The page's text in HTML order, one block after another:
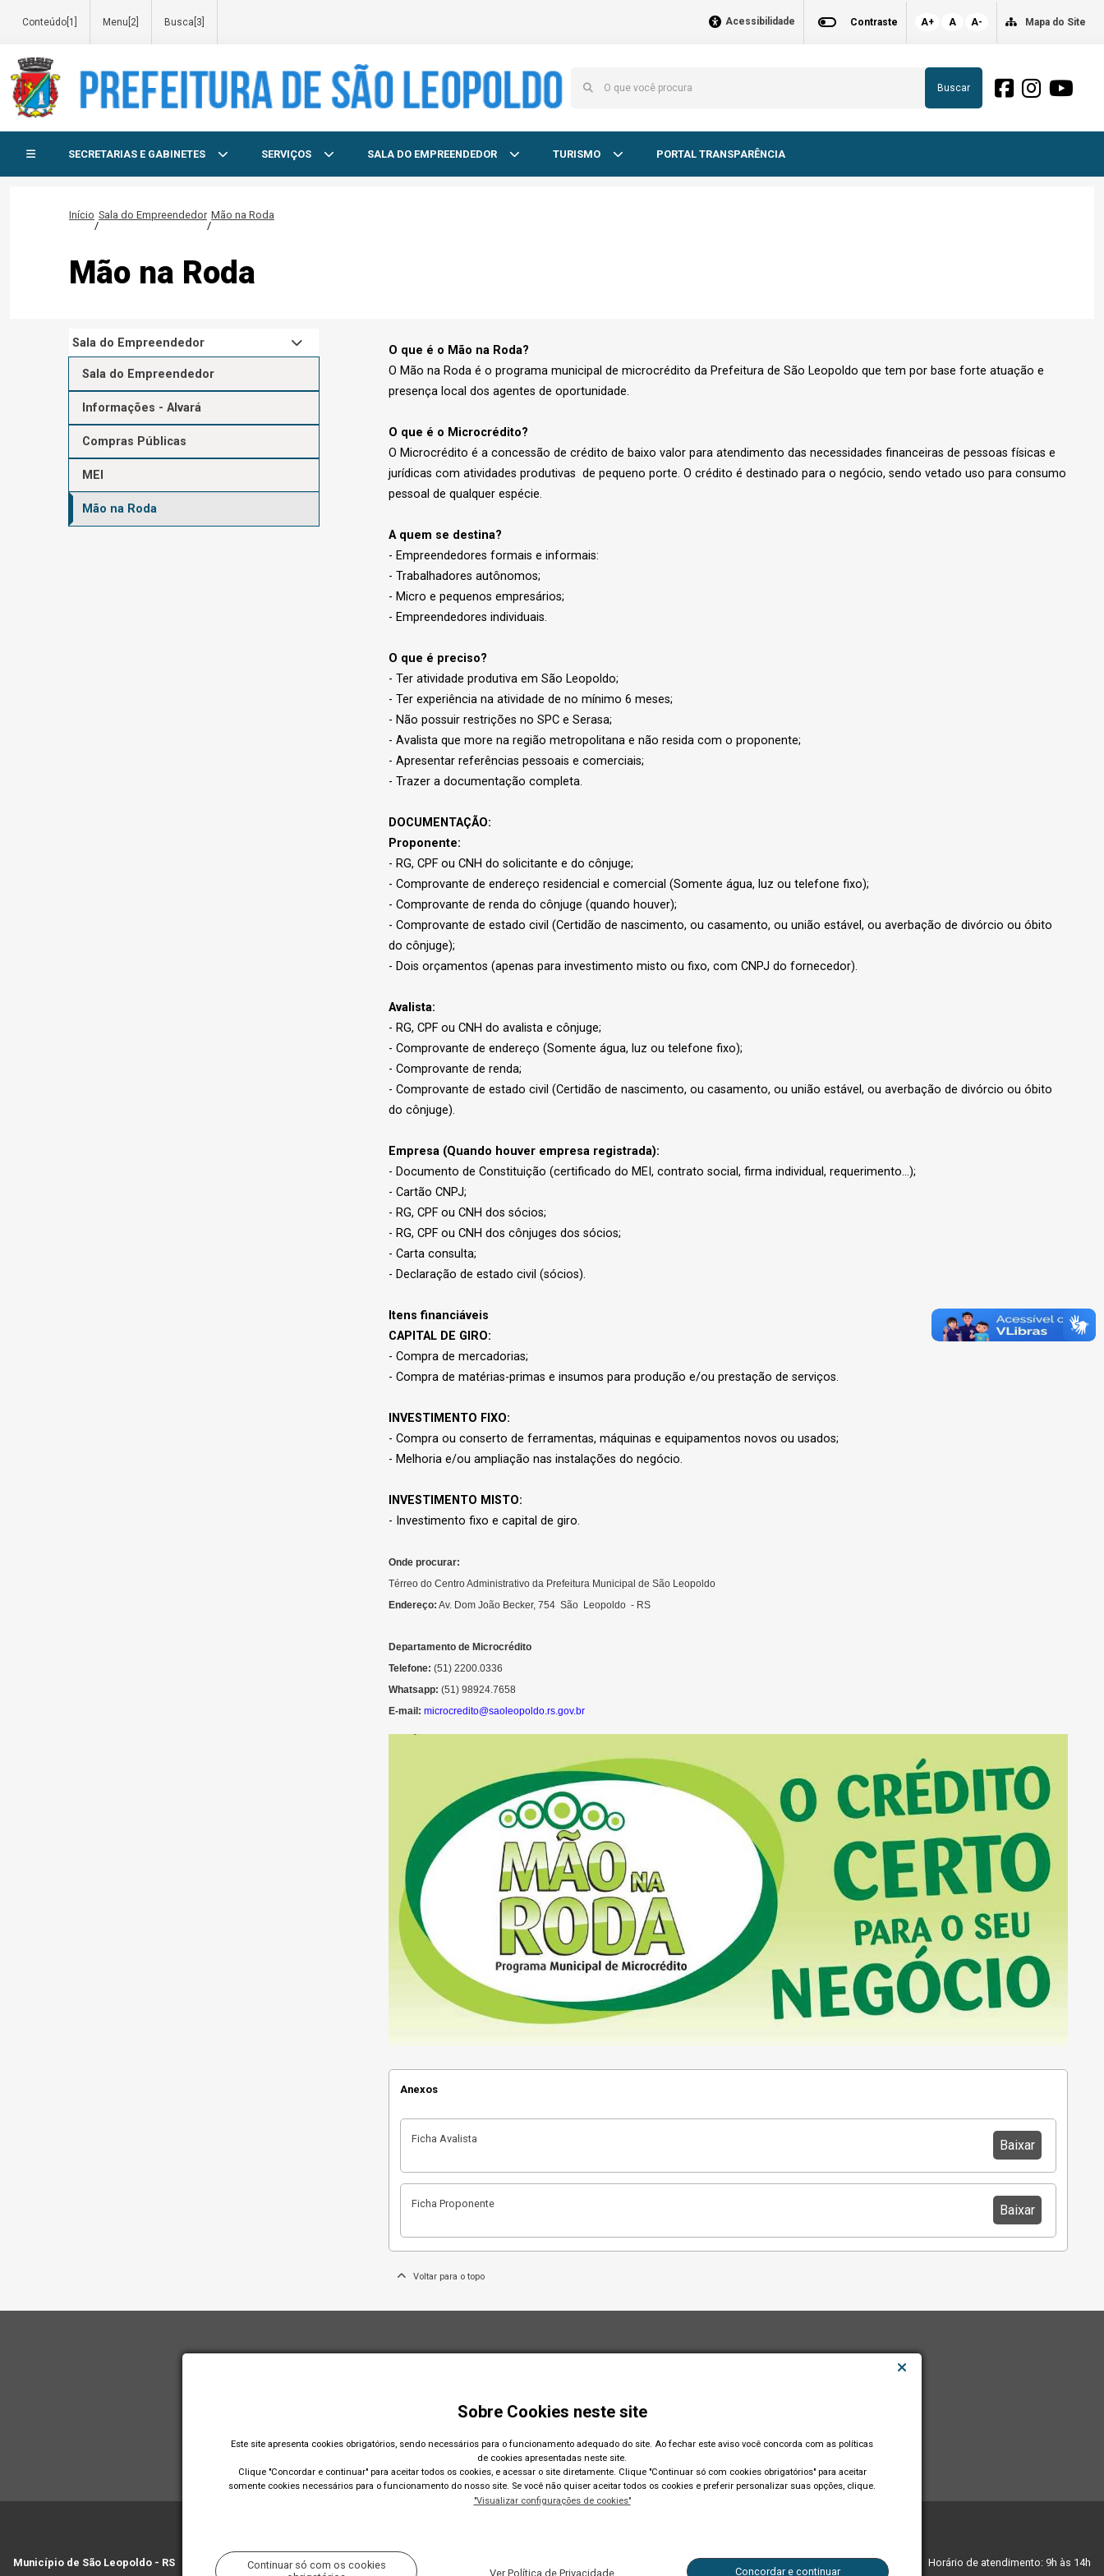
Conteúdo[1] Menu[2] Busca[3] Acessibilidade Contraste A+ A A- Mapa do Site
Buscar
SECRETARIAS E GABINETES SERVIÇOS SALA DO EMPREENDEDOR TURISMO PORTAL TRANSPARÊNCIA
Início
/
Sala do Empreendedor
/
Mão na Roda
Mão na Roda
Sala do Empreendedor
Sala do Empreendedor
Informações - Alvará
Compras Públicas
MEI
Mão na Roda
O que é o Mão na Roda?
O Mão na Roda é o programa municipal de microcrédito da Prefeitura de São Leopoldo que tem por base forte atuação e
presença local dos agentes de oportunidade.
O que é o Microcrédito?
O Microcrédito é a concessão de crédito de baixo valor para atendimento das necessidades financeiras de pessoas físicas e
jurídicas com atividades produtivas de pequeno porte. O crédito é destinado para o negócio, sendo vetado uso para consumo
pessoal de qualquer espécie.
A quem se destina?
- Empreendedores formais e informais:
- Trabalhadores autônomos;
- Micro e pequenos empresários;
- Empreendedores individuais.
O que é preciso?
- Ter atividade produtiva em São Leopoldo;
- Ter experiência na atividade de no mínimo 6 meses;
- Não possuir restrições no SPC e Serasa;
- Avalista que more na região metropolitana e não resida com o proponente;
- Apresentar referências pessoais e comerciais;
- Trazer a documentação completa.
DOCUMENTAÇÃO:
Proponente:
- RG, CPF ou CNH do solicitante e do cônjuge;
- Comprovante de endereço residencial e comercial (Somente água, luz ou telefone fixo);
- Comprovante de renda do cônjuge (quando houver);
- Comprovante de estado civil (Certidão de nascimento, ou casamento, ou união estável, ou averbação de divórcio ou óbito
do cônjuge);
- Dois orçamentos (apenas para investimento misto ou fixo, com CNPJ do fornecedor).
Avalista:
- RG, CPF ou CNH do avalista e cônjuge;
- Comprovante de endereço (Somente água, luz ou telefone fixo);
- Comprovante de renda;
- Comprovante de estado civil (Certidão de nascimento, ou casamento, ou união estável, ou averbação de divórcio ou óbito
do cônjuge).
Empresa (Quando houver empresa registrada):
- Documento de Constituição (certificado do MEI, contrato social, firma individual, requerimento...);
- Cartão CNPJ;
- RG, CPF ou CNH dos sócios;
- RG, CPF ou CNH dos cônjuges dos sócios;
- Carta consulta;
- Declaração de estado civil (sócios).
Itens financiáveis
CAPITAL DE GIRO:
- Compra de mercadorias;
- Compra de matérias-primas e insumos para produção e/ou prestação de serviços.
INVESTIMENTO FIXO:
- Compra ou conserto de ferramentas, máquinas e equipamentos novos ou usados;
- Melhoria e/ou ampliação nas instalações do negócio.
INVESTIMENTO MISTO:
- Investimento fixo e capital de giro.
Onde procurar:
Térreo do Centro Administrativo da Prefeitura Municipal de São Leopoldo
Endereço: Av. Dom João Becker, 754 São Leopoldo - RS
Departamento de Microcrédito
Telefone:(51) 2200.0336
Whatsapp:(51) 98924.7658
E-mail:microcredito@saoleopoldo.rs.gov.br
Anexos
Ficha Avalista Baixar
Ficha Proponente Baixar
Voltar para o topo
Sobre Cookies neste site
Este site apresenta cookies obrigatórios, sendo necessários para o funcionamento adequado do site. Ao fechar este aviso você concorda com as políticas
de cookies apresentadas neste site.
Clique "Concordar e continuar" para aceitar todos os cookies, e acessar o site diretamente. Clique "Continuar só com cookies obrigatórios" para aceitar
somente cookies necessários para o funcionamento do nosso site. Se você não quiser aceitar todos os cookies e preferir personalizar suas opções, clique.
"Visualizar configurações de cookies"
Continuar só com os cookies
Ver Política de Privacidade Concordar e continuar
Município de São Leopoldo - RS
Horário de atendimento: 9h às 14h